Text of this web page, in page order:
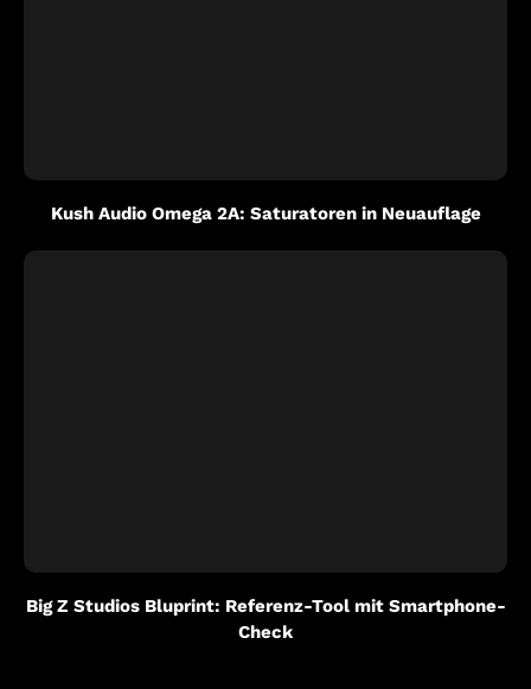
Kush Audio Omega 2A: Saturatoren in Neuauflage
Big Z Studios Bluprint: Referenz-Tool mit Smartphone-
Check